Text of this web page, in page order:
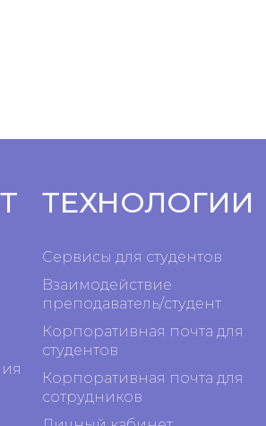
ТЕХНОЛОГИИ
Сервисы для студентов
Взаимодействие
преподаватель/студент
Корпоративная почта для
студентов
Корпоративная почта для
сотрудников